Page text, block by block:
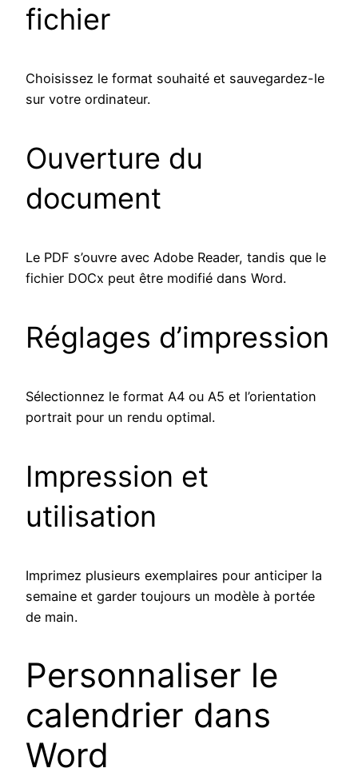
fichier
Choisissez le format souhaité et sauvegardez-le
sur votre ordinateur.
Ouverture du
document
Le PDF s’ouvre avec Adobe Reader, tandis que le
fichier DOCx peut être modifié dans Word.
Réglages d’impression
Sélectionnez le format A4 ou A5 et l’orientation
portrait pour un rendu optimal.
Impression et
utilisation
Imprimez plusieurs exemplaires pour anticiper la
semaine et garder toujours un modèle à portée
de main.
Personnaliser le
calendrier dans
Word